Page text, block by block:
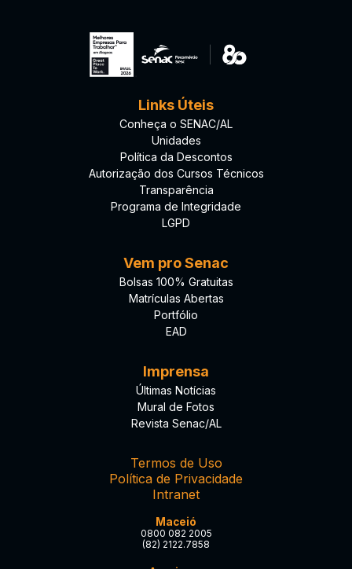
Links Úteis
Conheça o SENAC/AL
Unidades
Política da Descontos
Autorização dos Cursos Técnicos
Transparência
Programa de Integridade
LGPD
Vem pro Senac
Bolsas 100% Gratuitas
Matrículas Abertas
Portfólio
EAD
Imprensa
Últimas Notícias
Mural de Fotos
Revista Senac/AL
Termos de Uso
Política de Privacidade
Intranet
Maceió
0800 082 2005
(82) 2122.7858